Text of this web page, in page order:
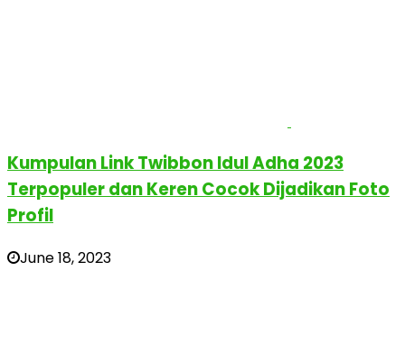
Kumpulan Link Twibbon Idul Adha 2023
Terpopuler dan Keren Cocok Dijadikan Foto
Profil
June 18, 2023